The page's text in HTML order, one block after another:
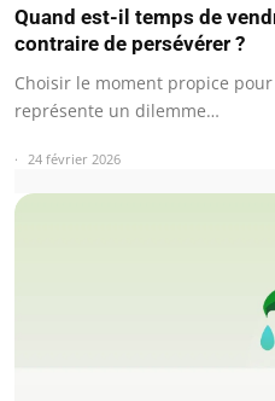
Quand est-il temps de
contraire de persévérer ?
Choisir le moment propice
représente un dilemme…
24 février 2026